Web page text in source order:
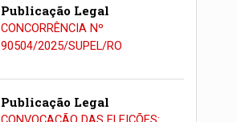
Publicação Legal
CONCORRÊNCIA Nº
90504/2025/SUPEL/RO
Publicação Legal